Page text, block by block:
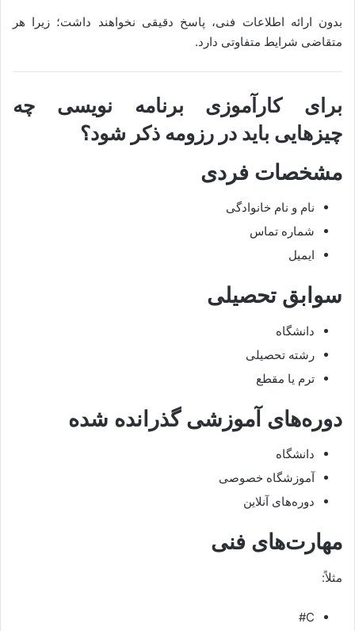
بدون ارائه اطلاعات فنی، پاسخ دقیقی نخواهند داشت؛ زیرا هر
متقاضی شرایط متفاوتی دارد.
برای کارآموزی برنامه نویسی چه
چیزهایی باید در رزومه ذکر شود؟
مشخصات فردی
نام و نام خانوادگی
شماره تماس
ایمیل
سوابق تحصیلی
دانشگاه
رشته تحصیلی
ترم یا مقطع
دوره‌های آموزشی گذرانده شده
دانشگاه
آموزشگاه خصوصی
دوره‌های آنلاین
مهارت‌های فنی
مثلاً:
C#